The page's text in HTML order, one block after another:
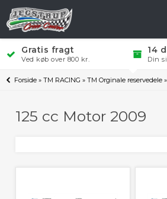
Gratis fragt
Ved køb over 800 kr.
14
Din
Forside »TM RACING »TM Orginale reservedele
125 cc Motor 2009